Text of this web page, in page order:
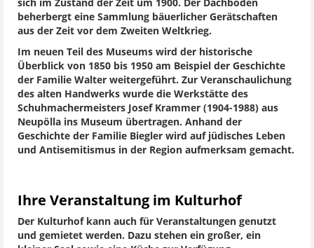
sich im Zustand der Zeit um 1900. Der Dachboden
beherbergt eine Sammlung bäuerlicher Gerätschaften
aus der Zeit vor dem Zweiten Weltkrieg.
Im neuen Teil des Museums wird der historische
Überblick von 1850 bis 1950 am Beispiel der Geschichte
der Familie Walter weitergeführt. Zur Veranschaulichung
des alten Handwerks wurde die Werkstätte des
Schuhmachermeisters Josef Krammer (1904-1988) aus
Neupölla ins Museum übertragen. Anhand der
Geschichte der Familie Biegler wird auf jüdisches Leben
und Antisemitismus in der Region aufmerksam gemacht.
Ihre Veranstaltung im Kulturhof
Der Kulturhof kann auch für Veranstaltungen genutzt
und gemietet werden. Dazu stehen ein großer, ein